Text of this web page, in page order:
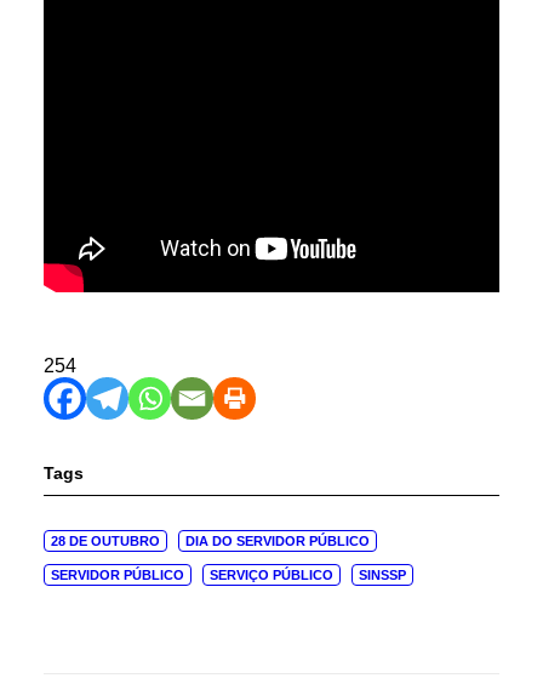
254
Tags
28 DE OUTUBRO DIA DO SERVIDOR PÚBLICO
SERVIDOR PÚBLICO SERVIÇO PÚBLICO SINSSP